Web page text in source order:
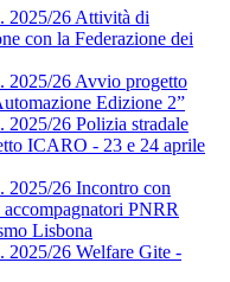
2025/26 Attività di
con la Federazione dei
2025/26 Avvio progetto
Edizione 2”
2025/26 Polizia stradale
ICARO - 23 e 24 aprile
2025/26 Incontro con
PNRR
Lisbona
2025/26 Welfare Gite -